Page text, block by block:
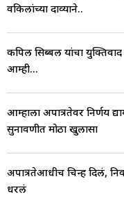
वकिलांच्या दाव्याने..
कपिल सिब्बल यांचा
आम्ही...
आम्हाला अपात्रतेवर निर्णय
सुनावणीत मोठा खुलासा
अपात्रतेआधीच चिन्ह दिलं,
धरलं